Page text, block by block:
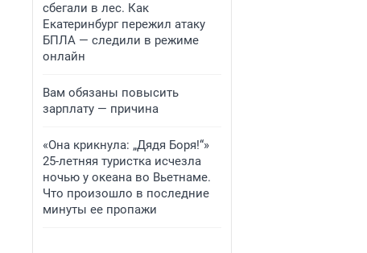
сбегали в лес. Как
Екатеринбург пережил атаку
БПЛА — следили в режиме
онлайн
Вам обязаны повысить
зарплату — причина
«Она крикнула: „Дядя Боря!“»
25-летняя туристка исчезла
ночью у океана во Вьетнаме.
Что произошло в последние
минуты ее пропажи